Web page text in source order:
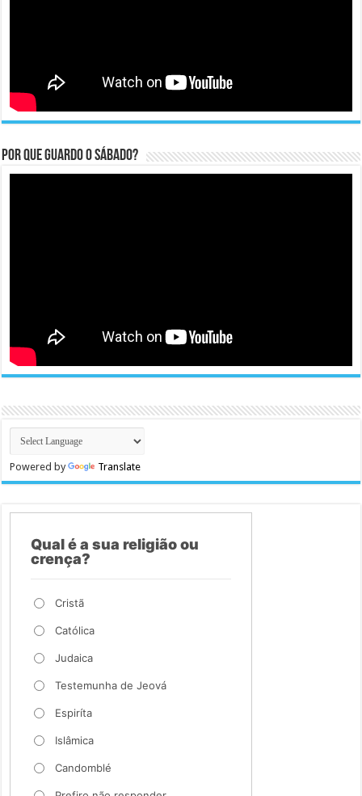
Por que guardo o Sábado?
Powered by Translate
Qual é a sua religião ou
crença?
Cristã
Católica
Judaica
Testemunha de Jeová
Espiríta
Islâmica
Candomblé